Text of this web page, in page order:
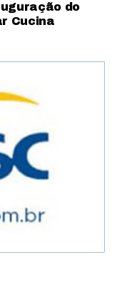
do
Cucina